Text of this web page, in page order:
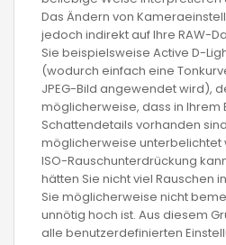
Das Ändern von
jedoch indirekt auf Ihre RAW-
Sie beispielsweise Active D-
(wodurch einfach eine
JPEG-Bild angewendet wird),
möglicherweise, dass in Ihrem
Schattendetails vorhanden
möglicherweise unterbelichtet
ISO-Rauschunterdrückung
hätten Sie nicht viel Rauschen
Sie möglicherweise nicht
unnötig hoch ist. Aus diesem
alle benutzerdefinierten